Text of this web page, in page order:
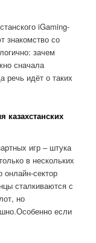
iGaming-
знакомство со
зачем
сначала
речь идёт о таких
казахстанских
игр – штука
в нескольких
сектор
сталкиваются с
но
если